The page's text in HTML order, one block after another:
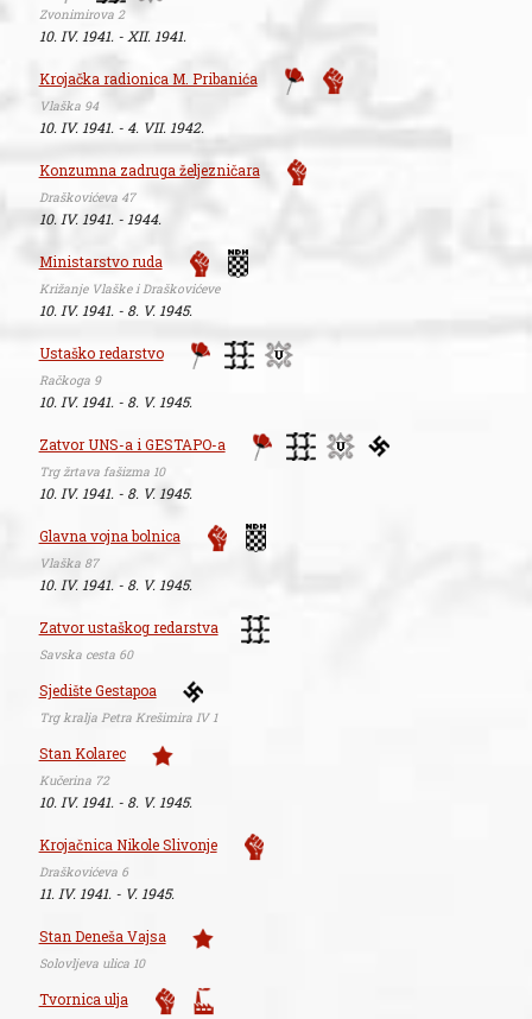
Zvonimirova 2
10. IV. 1941. - XII. 1941.
Krojačka radionica M. Pribanića
Vlaška 94
10. IV. 1941. - 4. VII. 1942.
Konzumna zadruga željezničara
Draškovićeva 47
10. IV. 1941. - 1944.
Ministarstvo ruda
Križanje Vlaške i Draškovićeve
10. IV. 1941. - 8. V. 1945.
Ustaško redarstvo
Račkoga 9
10. IV. 1941. - 8. V. 1945.
Zatvor UNS-a i GESTAPO-a
Trg žrtava fašizma 10
10. IV. 1941. - 8. V. 1945.
Glavna vojna bolnica
Vlaška 87
10. IV. 1941. - 8. V. 1945.
Zatvor ustaškog redarstva
Savska cesta 60
Sjedište Gestapoa
Trg kralja Petra Krešimira IV 1
Stan Kolarec
Kučerina 72
10. IV. 1941. - 8. V. 1945.
Krojačnica Nikole Slivonje
Draškovićeva 6
11. IV. 1941. - V. 1945.
Stan Deneša Vajsa
Solovljeva ulica 10
Tvornica ulja